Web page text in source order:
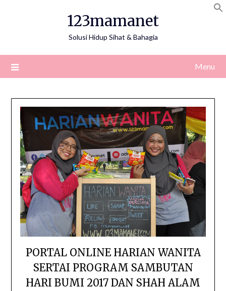
123mamanet
Solusi Hidup Sihat & Bahagia
Menu
PORTAL ONLINE HARIAN WANITA
SERTAI PROGRAM SAMBUTAN
HARI BUMI 2017 DAN SHAH ALAM